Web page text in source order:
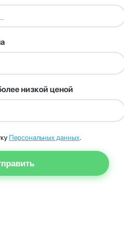
низкой ценой
Персональных данных.